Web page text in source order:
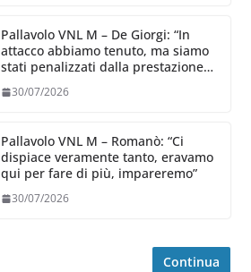
Pallavolo VNL M – De Giorgi: “In
attacco abbiamo tenuto, ma siamo
stati penalizzati dalla prestazione
30/07/2026
Pallavolo VNL M – Romanò: “Ci
dispiace veramente tanto, eravamo
qui per fare di più, impareremo”
30/07/2026
Continua